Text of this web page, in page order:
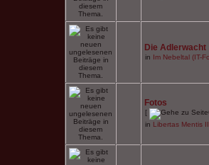
Die Adlerwacht
in Im Nebeltal (IT-
Fotos
[
in Libertas Mentis